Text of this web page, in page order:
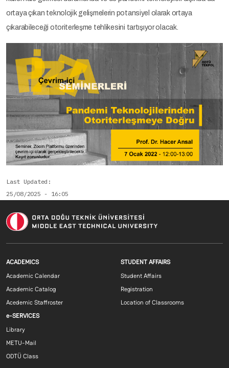
ortaya çıkan teknolojik gelişmelerin potansiyel olarak ortaya
çıkarabileceği otoriterleşme tehlikesini tartışıyor olacak.
Last Updated
25/08/2025 - 16:05
Footer menu 1 EN
ACADEMICS
Academic Calendar
Academic Catalog
Acedemic Staffroster
Footer menu 2
STUDENT AFFAIRS
Student Affairs
Registration
Location of Classrooms
Footer menu 3 EN
e-SERVICES
Library
METU-Mail
ODTÜ Class